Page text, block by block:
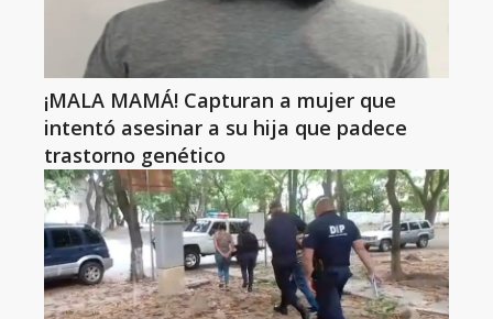
¡MALA MAMÁ! Capturan a mujer que
intentó asesinar a su hija que padece
trastorno genético